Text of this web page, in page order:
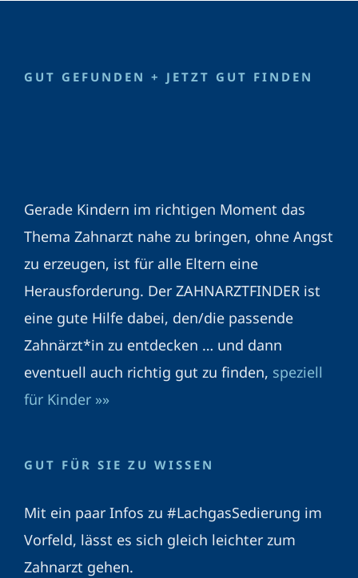
GUT GEFUNDEN + JETZT GUT FINDEN
Gerade Kindern im richtigen Moment das
Thema Zahnarzt nahe zu bringen, ohne Angst
zu erzeugen, ist für alle Eltern eine
Herausforderung. Der ZAHNARZTFINDER ist
eine gute Hilfe dabei, den/die passende
Zahnärzt*in zu entdecken … und dann
eventuell auch richtig gut zu finden, speziell
für Kinder »»
GUT FÜR SIE ZU WISSEN
Mit ein paar Infos zu #LachgasSedierung im
Vorfeld, lässt es sich gleich leichter zum
Zahnarzt gehen.